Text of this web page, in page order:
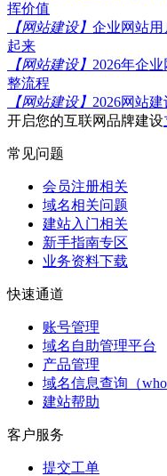
挥价值
【网站建设】 企业网站
起来
【网站建设】 2026年企
整流程
【网站建设】 2026网站
开启您的互联网品牌建设
常见问题
会员注册相关
域名相关问题
建站入门相关
新手指南专区
业务资料下载
快速通道
账号管理
域名自助管理平台
产品管理
域名信息查询（
建站帮助
客户服务
提交工单